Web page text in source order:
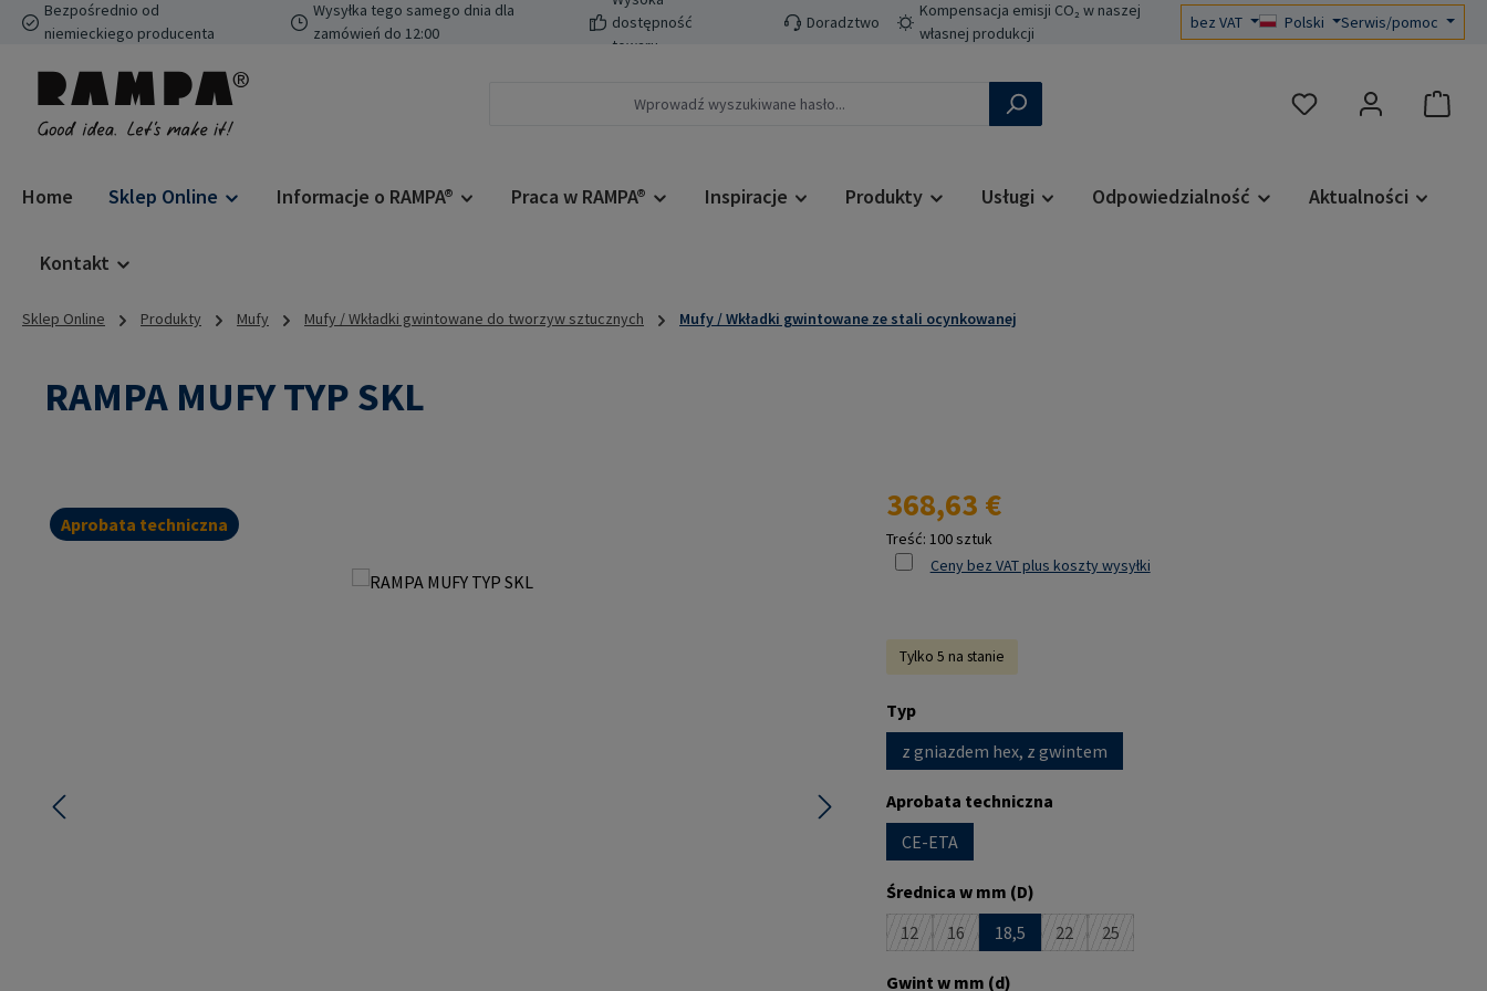
do głównej zawartości
Przejdź do wyszukiwania
Przejdź do głównej nawigacji
Bezpośrednio od
niemieckiego producenta
Wysyłka tego samego dnia dla
zamówień do 12:00
dostępność
towaru
Doradztwo
Kompensacja emisji CO₂ w naszej
własnej produkcji
bez VAT Polski Serwis/pomoc
Masz 0 przedmioty na
Home Sklep Online Informacje o RAMPA® Praca w RAMPA® Inspiracje Produkty Usługi Odpowiedzialność Aktualności
Kontakt
Sklep Online Produkty Mufy Mufy / Wkładki gwintowane do tworzyw sztucznych Mufy / Wkładki gwintowane ze stali ocynkowanej
RAMPA MUFY TYP SKL
Aprobata techniczna
Cena regularna:
368,63 €
Treść: 100 sztuk
Ceny bez VAT plus koszty wysyłki
Tylko 5 na stanie
Wybierz
Typ
z gniazdem hex, z gwintem
Wybierz
Aprobata techniczna
CE-ETA
Wybierz
Średnica w mm (D)
12
(Ta opcja jest obecnie niedostępna.)
16
(Ta opcja jest obecnie niedostępna.)
18,5 22
(Ta opcja jest obecnie niedostępna.)
25
(Ta opcja jest obecnie niedostępna.)
Wybierz
Gwint w mm (d)